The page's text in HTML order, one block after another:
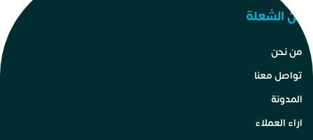
عن الشعلة
من نحن
تواصل معنا
المدونة
اراء العملاء